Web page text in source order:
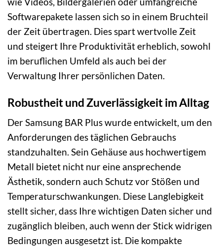
Softwarepakete lassen sich so in einem Bruchteil
der Zeit übertragen. Dies spart wertvolle Zeit
und steigert Ihre Produktivität erheblich, sowohl
im beruflichen Umfeld als auch bei der
Verwaltung Ihrer persönlichen Daten.
Robustheit und Zuverlässigkeit im Alltag
Der Samsung BAR Plus wurde entwickelt, um den
Anforderungen des täglichen Gebrauchs
standzuhalten. Sein Gehäuse aus hochwertigem
Metall bietet nicht nur eine ansprechende
Ästhetik, sondern auch Schutz vor Stößen und
Temperaturschwankungen. Diese Langlebigkeit
stellt sicher, dass Ihre wichtigen Daten sicher und
zugänglich bleiben, auch wenn der Stick widrigen
Bedingungen ausgesetzt ist. Die kompakte